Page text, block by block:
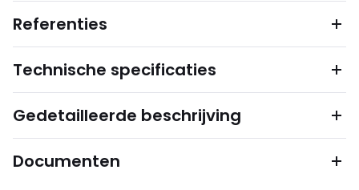
Referenties
Technische specificaties
Gedetailleerde beschrijving
Documenten